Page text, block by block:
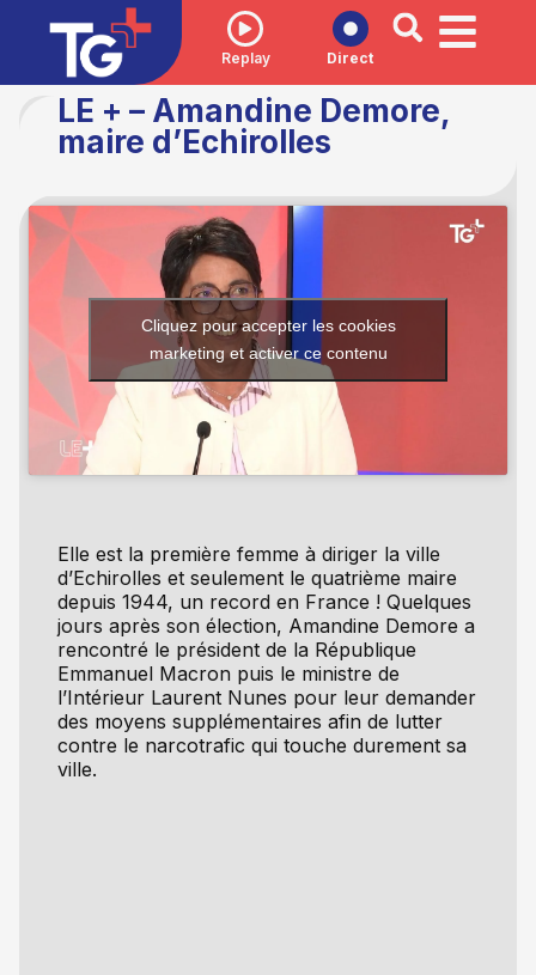
Replay Direct
LE + – Amandine Demore,
maire d’Echirolles
Elle est la première femme à diriger la ville
d’Echirolles et seulement le quatrième maire
depuis 1944, un record en France ! Quelques
jours après son élection, Amandine Demore a
rencontré le président de la République
Emmanuel Macron puis le ministre de
l’Intérieur Laurent Nunes pour leur demander
des moyens supplémentaires afin de lutter
contre le narcotrafic qui touche durement sa
ville.
Cliquez pour accepter les cookies
marketing et activer ce contenu